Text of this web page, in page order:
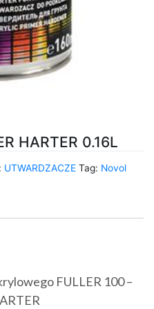
HARTER 0.16L
UTWARDZACZE Tag: Novol
FULLER 100 –